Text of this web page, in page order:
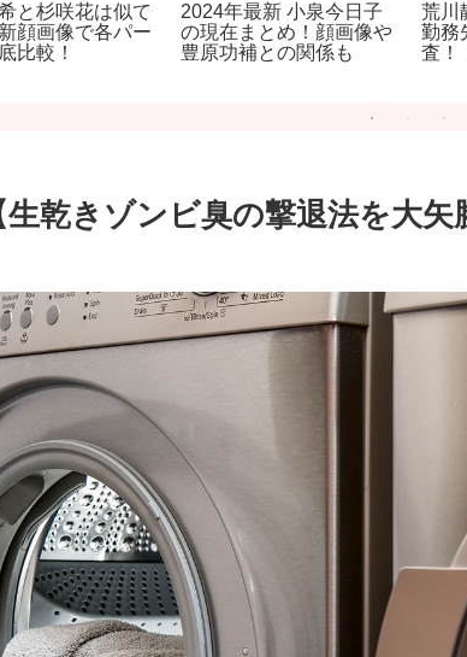
と杉咲花は似て
顔画像で各パー
比較！
2024年最新 小泉今日子
の現在まとめ！顔画像や
豊原功補との関係も
荒川
勤務
査！
乾きゾンビ臭の撃退法を大矢